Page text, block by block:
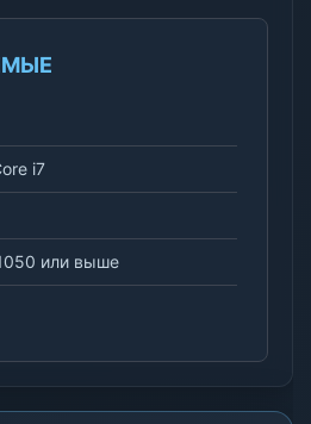
i7
или выше